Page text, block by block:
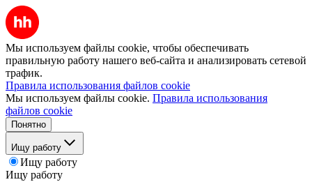
Мы используем файлы cookie, чтобы обеспечивать
правильную работу нашего веб-сайта и анализировать сетевой
трафик.
Правила использования файлов cookie
Мы используем файлы cookie. Правила использования
файлов cookie
Понятно
Ищу работу
Ищу работу
Ищу работу